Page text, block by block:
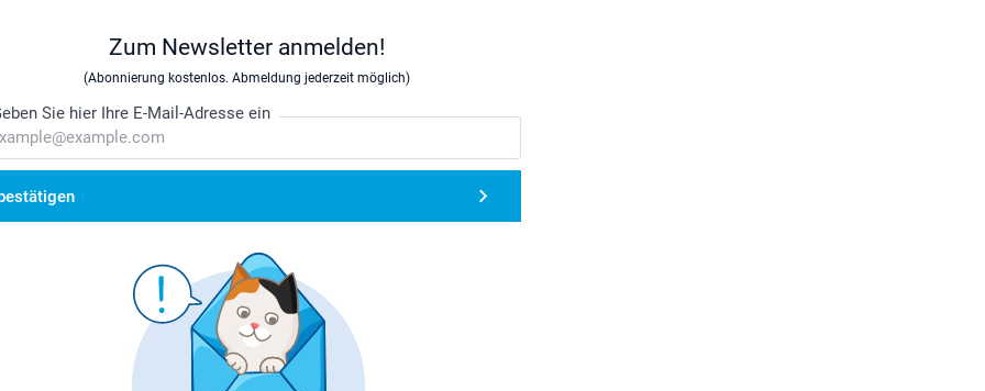
Zum Newsletter anmelden!
(Abonnierung kostenlos. Abmeldung jederzeit möglich)
Sie hier Ihre E-Mail-Adresse ein